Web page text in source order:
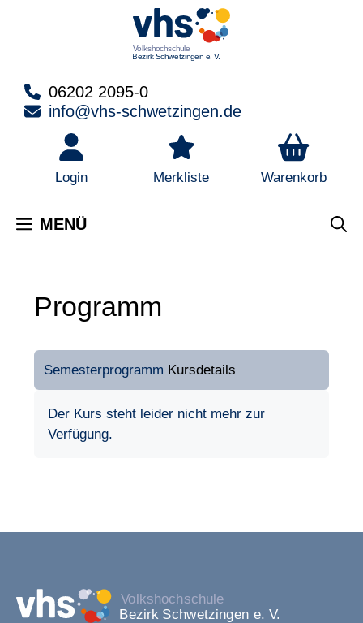
06202 2095-0
info@vhs-schwetzingen.de
Login Merkliste Warenkorb
MENÜ
Programm
Semesterprogramm Kursdetails
Der Kurs steht leider nicht mehr zur
Verfügung.